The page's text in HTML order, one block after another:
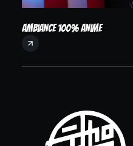
Ambiance 100% anime